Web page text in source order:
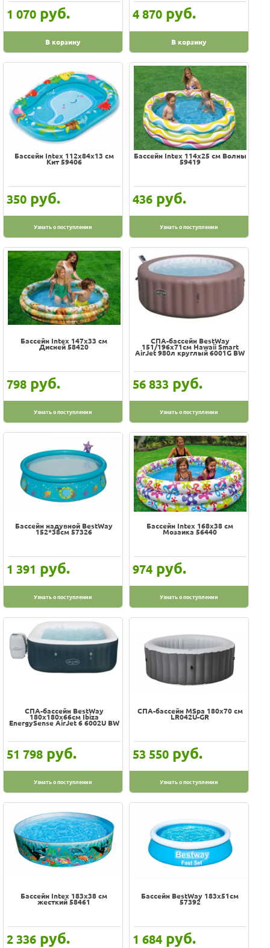
1 070 руб.
В корзину
4 870 руб.
В корзину
Бассейн Intex 112х84х13 см
Кит 59406
350 руб.
Узнать о поступлении
Бассейн Intex 114х25 см Волны
59419
436 руб.
Узнать о поступлении
Бассейн Intex 147х33 см
Дисней 58420
798 руб.
Узнать о поступлении
СПА-бассейн BestWay
151/196х71см Hawaii Smart
AirJet 980л круглый 6001G BW
56 833 руб.
Узнать о поступлении
Бассейн надувной BestWay
152*38см 57326
1 391 руб.
Узнать о поступлении
Бассейн Intex 168х38 см
Мозаика 56440
974 руб.
Узнать о поступлении
СПА-бассейн BestWay
180x180x66см Ibiza
EnergySense AirJet 6 6002U BW
51 798 руб.
Узнать о поступлении
СПА-бассейн MSpa 180х70 см
LR042U-GR
53 550 руб.
Узнать о поступлении
Бассейн Intex 183х38 см
жесткий 58461
2 336 руб.
Бассейн BestWay 183х51см
57392
1 684 руб.